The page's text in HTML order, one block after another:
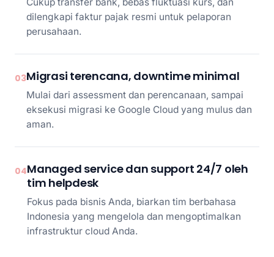
dilengkapi faktur pajak resmi untuk pelaporan
perusahaan.
03Migrasi terencana, downtime minimal
Mulai dari assessment dan perencanaan, sampai
eksekusi migrasi ke Google Cloud yang mulus dan
aman.
04Managed service dan support 24/7 oleh
tim helpdesk
Fokus pada bisnis Anda, biarkan tim berbahasa
Indonesia yang mengelola dan mengoptimalkan
infrastruktur cloud Anda.